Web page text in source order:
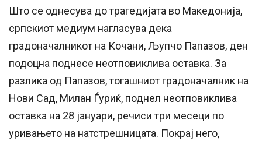
Што се однесува до трагедијата во Македонија,
српскиот медиум нагласува дека
градоначалникот на Кочани, Љупчо Папазов, ден
подоцна поднесе неотповиклива оставка. За
разлика од Папазов, тогашниот градоначалник на
Нови Сад, Милан Ѓуриќ, поднел неотповиклива
оставка на 28 јануари, речиси три месеци по
уривањето на натстрешницата. Покрај него,